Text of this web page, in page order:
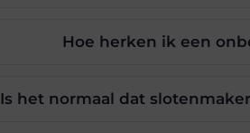
Hoe herken ik een
Is het normaal dat